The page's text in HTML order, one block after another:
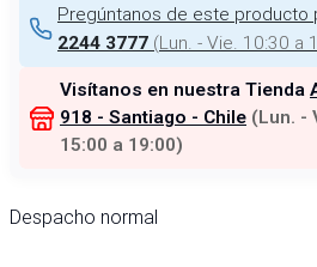
Pregúntanos de este producto
2244 3777 (Lun. - Vie. 10:30 a
Visítanos en nuestra Tienda
918 - Santiago - Chile (Lun. -
15:00 a 19:00)
Despacho normal